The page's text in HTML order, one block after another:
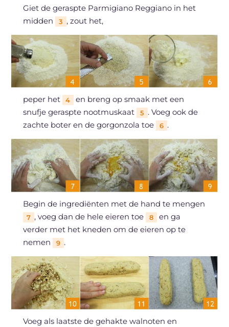
Giet de geraspte Parmigiano Reggiano in het
midden
3 , zout het,
peper het 4
en breng op smaak met een
snufje geraspte nootmuskaat
5 . Voeg ook de
zachte boter en de gorgonzola toe
6 .
Begin de ingrediënten met de hand te mengen
7 , voeg dan de hele eieren toe 8
en ga
verder met het kneden om de eieren op te
nemen
9 .
Voeg als laatste de gehakte walnoten en